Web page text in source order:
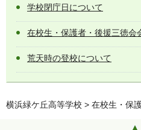
学校閉庁日について
在校生・保護者・後援三徳会
荒天時の登校について
横浜緑ケ丘高等学校 > 在校生・保